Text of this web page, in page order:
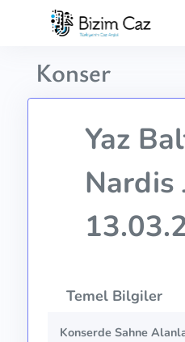
Konser
Yaz
Nardis
Temel Bilgiler
Konserde Sahne